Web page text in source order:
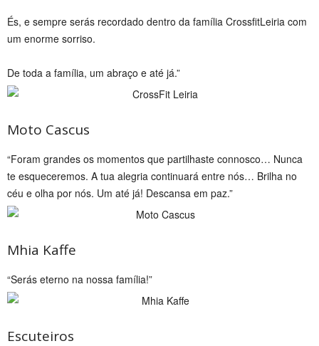
És, e sempre serás recordado dentro da família CrossfitLeiria com
um enorme sorriso.
De toda a família, um abraço e até já.”
Moto Cascus
“Foram grandes os momentos que partilhaste connosco… Nunca
te esqueceremos. A tua alegria continuará entre nós… Brilha no
céu e olha por nós. Um até já! Descansa em paz.”
Mhia Kaffe
“Serás eterno na nossa família!”
Escuteiros